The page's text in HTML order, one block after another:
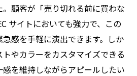
顧客が「売り切れる前に買わな
サイトにおいても強力で、この
感を手軽に演出できます。しか
やカラーをカスタマイズできる
を維持しながらアピールしたい